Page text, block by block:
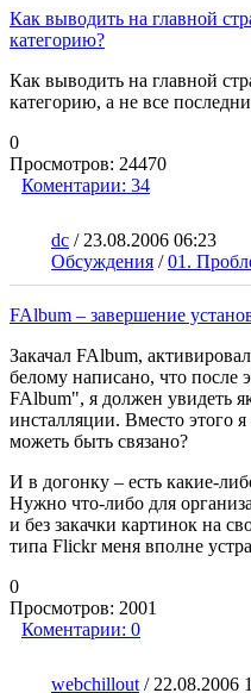
Как выводить на главной
категорию?
Как выводить на главной
категорию, а не все
0
Просмотров: 24470
Коментарии: 34
dc / 23.08.2006 06:23
Обсуждения /01.
FAlbum – завершение
Закачал FAlbum,
белому написано, что после
FAlbum", я должен увидеть
инсталляции. Вместо этого
можеть быть связано?
И в догонку – есть какие-
Нужно что-либо для
и без закачки картинок на
типа Flickr меня вполне
0
Просмотров: 2001
Коментарии: 0
webchillout / 22.08.2006